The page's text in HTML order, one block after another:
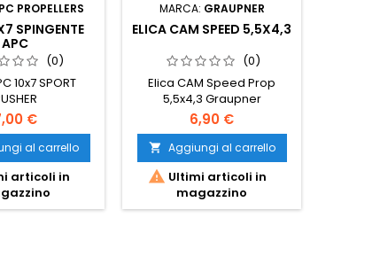
PROPELLERS
SPINGENTE
APC
(0)
10x7 SPORT
€
al carrello
articoli in
MARCA: GRAUPNER
ELICA CAM SPEED 5,5X4,3
(0)
Elica CAM Speed Prop
5,5x4,3 Graupner
6,90 €
 Aggiungi al carrello
 Ultimi articoli in
magazzino